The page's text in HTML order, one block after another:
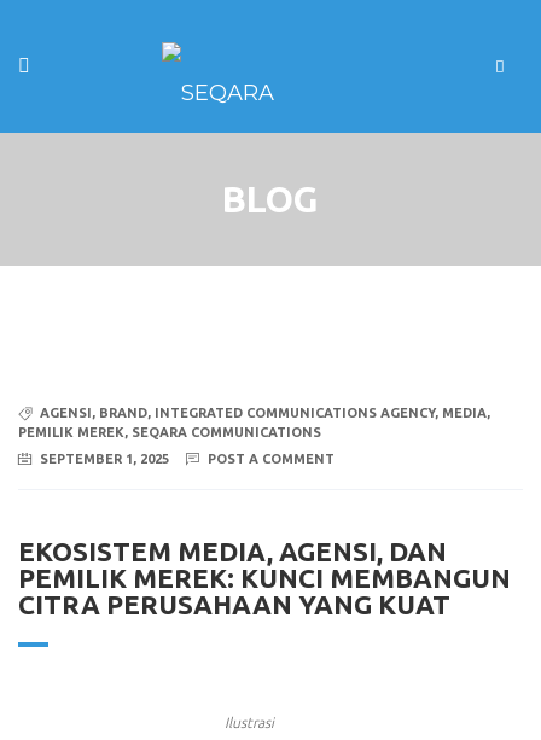
BLOG
AGENSI, BRAND, INTEGRATED COMMUNICATIONS AGENCY, MEDIA,
PEMILIK MEREK, SEQARA COMMUNICATIONS
SEPTEMBER 1, 2025
POST A COMMENT
EKOSISTEM MEDIA, AGENSI, DAN
PEMILIK MEREK: KUNCI MEMBANGUN
CITRA PERUSAHAAN YANG KUAT
Ilustrasi